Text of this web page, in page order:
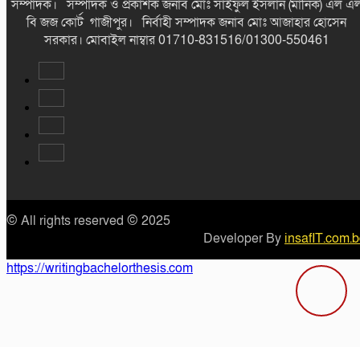
সম্পাদক। সম্পাদক ও প্রকাশক জনাব মোঃ সাইফুল ইসলান (মানিক) এল
বি জজ কোর্ট গাজীপুর। নির্বাহী সম্পাদক জনাব মোঃ আজাহার হোসেন
সরকার। মোবাইল নাম্বার 01710-831516/01300-550461
© All rights reserved © 2025
Developer By
https://writingbachelorthesis.com